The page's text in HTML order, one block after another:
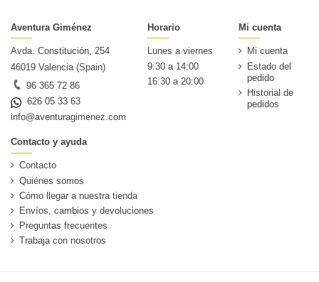
Aventura Giménez
Avda. Constitución, 254
46019 Valencia (Spain)
96 365 72 86
626 05 33 63
info@aventuragimenez.com
Horario
Lunes a viernes
9:30 a 14:00
16:30 a 20:00
Mi cuenta
Mi cuenta
Estado del
pedido
Historial de
pedidos
Contacto y ayuda
Contacto
Quiénes somos
Cómo llegar a nuestra tienda
Envíos, cambios y devoluciones
Preguntas frecuentes
Trabaja con nosotros